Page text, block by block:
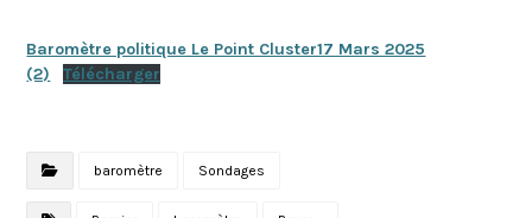
Baromètre politique Le Point Cluster17 Mars 2025
(2)
Télécharger
baromètre Sondages